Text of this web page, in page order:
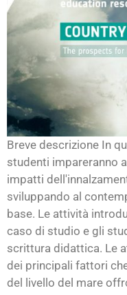
Breve descrizione In
studenti impareranno
impatti
sviluppando al
base. Le attività
caso di studio e gli
scrittura didattica. Le
dei principali fattori
del livello del mare